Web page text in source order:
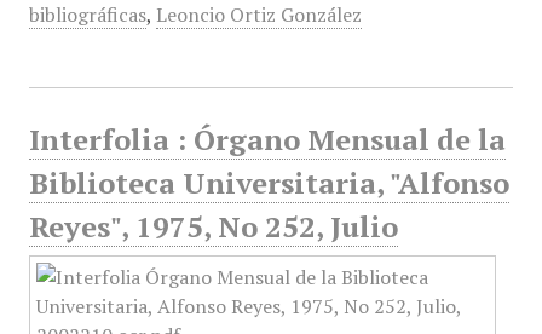
bibliográficas, Leoncio Ortiz González
Interfolia : Órgano Mensual de la
Biblioteca Universitaria, "Alfonso
Reyes", 1975, No 252, Julio